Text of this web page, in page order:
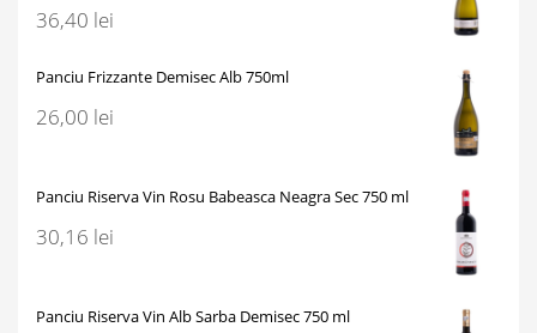
36,40 lei
Panciu Frizzante Demisec Alb 750ml
26,00 lei
Panciu Riserva Vin Rosu Babeasca Neagra Sec 750 ml
30,16 lei
Panciu Riserva Vin Alb Sarba Demisec 750 ml